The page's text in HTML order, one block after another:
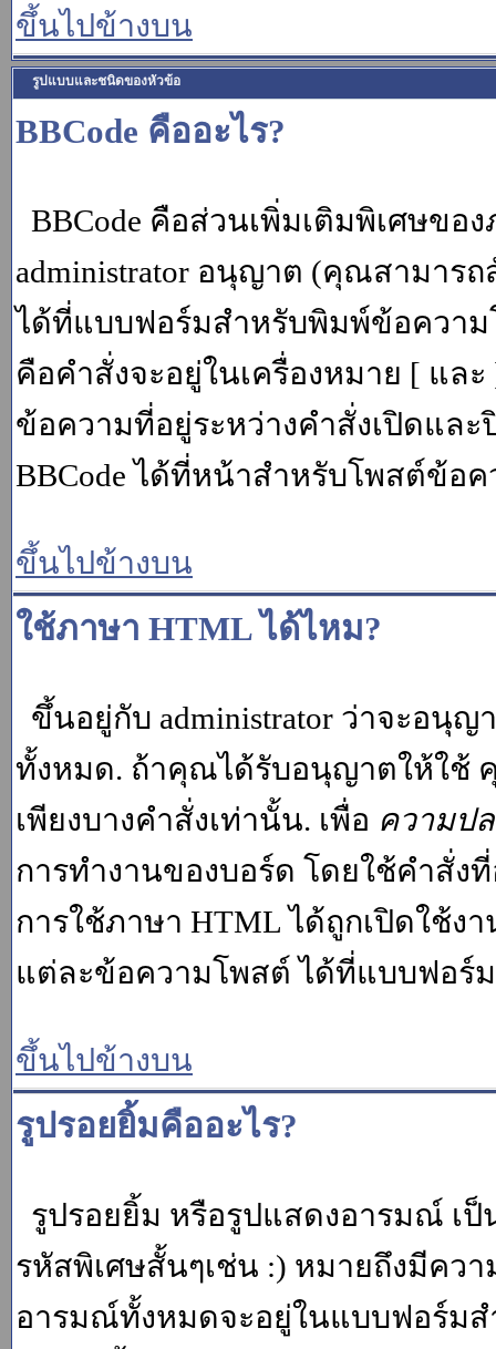
ขึ้นไปข้างบน
รูปแบบและชนิดของหัวข้อ
BBCode คืออะไร?
BBCode คือส่วนเพิ่มเติมพิเศษขอ
administrator อนุญาต (คุณสามาร
ได้ที่แบบฟอร์มสำหรับพิมพ์ข้อความ
คือคำสั่งจะอยู่ในเครื่องหมาย [ แล
ข้อความที่อยู่ระหว่างคำสั่งเปิดแล
BBCode ได้ที่หน้าสำหรับโพสต์ข้อค
ขึ้นไปข้างบน
ใช้ภาษา HTML ได้ไหม?
ขึ้นอยู่กับ administrator ว่าจะอนุ
ทั้งหมด. ถ้าคุณได้รับอนุญาตให้ใช้
เพียงบางคำสั่งเท่านั้น. เพื่อ ความป
การทำงานของบอร์ด โดยใช้คำสั่ง
การใช้ภาษา HTML ได้ถูกเปิดใช้
แต่ละข้อความโพสต์ ได้ที่แบบฟอร์
ขึ้นไปข้างบน
รูปรอยยิ้มคืออะไร?
รูปรอยยิ้ม หรือรูปแสดงอารมณ์ เ
รหัสพิเศษสั้นๆเช่น :) หมายถึงมีคว
อารมณ์ทั้งหมดจะอยู่ในแบบฟอร์ม